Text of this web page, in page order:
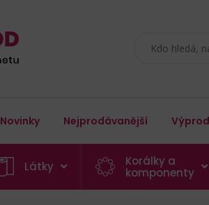
Novinky Nejprodávanější
Látky
Korálky a
komponenty